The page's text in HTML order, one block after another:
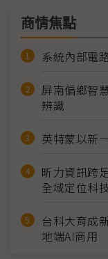
商情焦點
系統內部電
屏南偏鄉智
辨識
英特蒙以新
昕力資訊跨
全域定位科
台科大育成
地端AI商用